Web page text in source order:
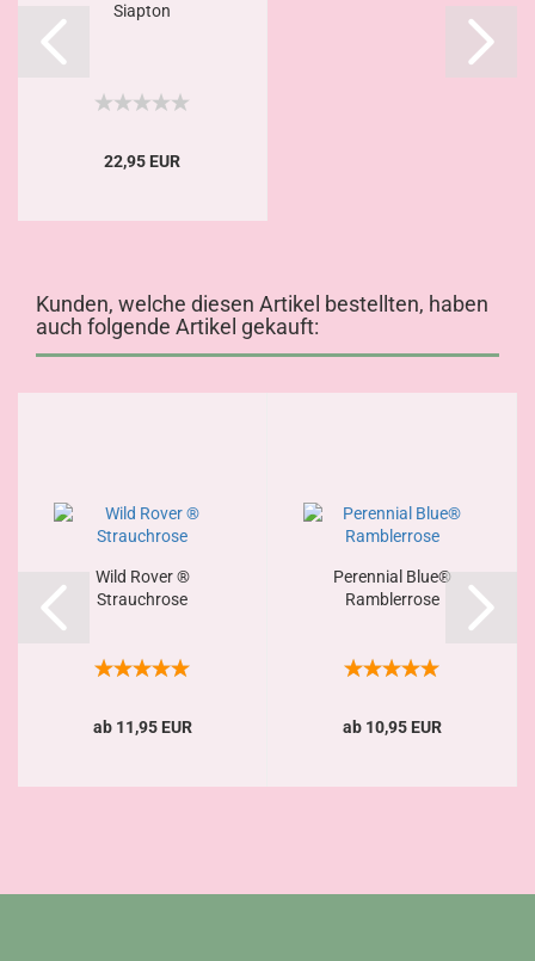
Siapton
22,95 EUR
Kunden, welche diesen Artikel bestellten, haben
auch folgende Artikel gekauft:
Wild Rover ®
Strauchrose
ab 11,95 EUR
Perennial Blue®
Ramblerrose
ab 10,95 EUR